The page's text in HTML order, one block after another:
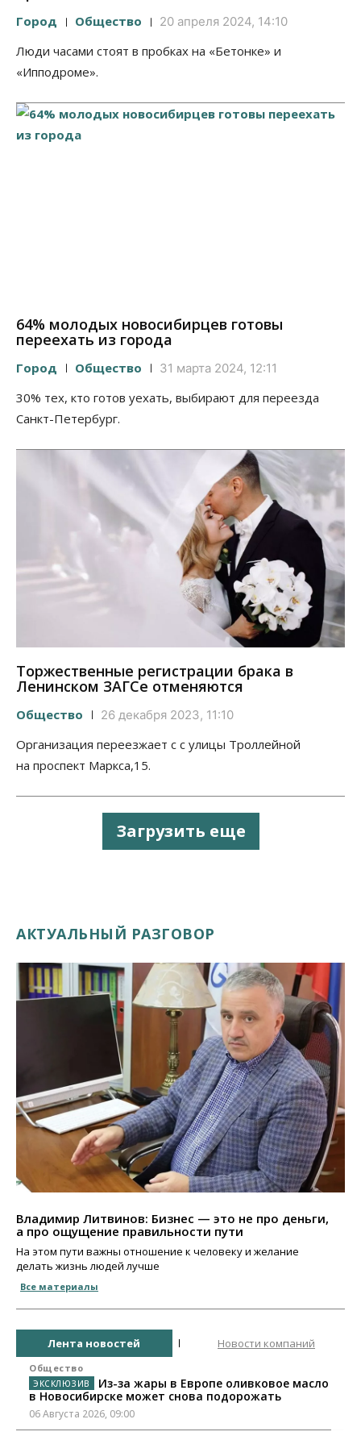
Город Общество 20 апреля 2024, 14:10
Люди часами стоят в пробках на «Бетонке» и
«Ипподроме».
64% молодых новосибирцев готовы
переехать из города
Город Общество 31 марта 2024, 12:11
30% тех, кто готов уехать, выбирают для переезда
Санкт-Петербург.
Торжественные регистрации брака в
Ленинском ЗАГСе отменяются
Общество 26 декабря 2023, 11:10
Организация переезжает с с улицы Троллейной
на проспект Маркса,15.
Загрузить еще
АКТУАЛЬНЫЙ РАЗГОВОР
Владимир Литвинов: Бизнес — это не про деньги,
а про ощущение правильности пути
На этом пути важны отношение к человеку и желание
делать жизнь людей лучше
Все материалы
Лента новостей Новости компаний
Общество
Из-за жары в Европе оливковое масло
в Новосибирске может снова подорожать
06 Августа 2026, 09:00